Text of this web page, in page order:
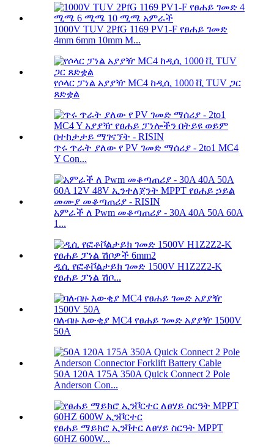
1000V TUV 2PfG 1169 PV1-F የፀሐይ ገመድ
4mm 6mm 10mm M...
የሶላር ፓነል አያያዥ MC4 ከዲሲ 1000 ቪ TUV ጋር
ጸድቋል
ጥሩ ጥራት ያለው የ PV ገመድ ማሰሪያ - 2to1 MC4
Y Con...
አምራች ለ Pwm መቆጣጠሪያ - 30A 40A 50A 60A
1...
ዲሲ የፎቶቮልታይክ ገመድ 1500V H1Z2Z2-K
የፀሐይ ፓነል ሽቦ...
ባለብዙ እውቂያ MC4 የፀሐይ ገመድ አያያዥ 1500V
50A
50A 120A 175A 350A Quick Connect 2 Pole
Anderson Con...
የፀሐይ ማይክሮ ኢንቫተር ለፀሃይ ስርዓት MPPT
60HZ 600W...